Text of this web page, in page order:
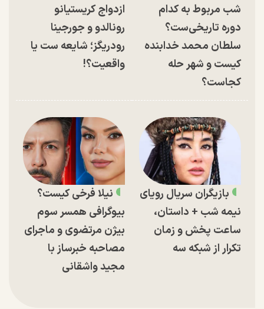
شب مربوط به کدام
دوره تاریخی‌ست؟
سلطان محمد خدابنده
کیست و شهر حله
کجاست؟
ازدواج کریستیانو
رونالدو و جورجینا
رودریگز؛ شایعه ست یا
واقعیت؟!
بازیگران سریال رویای
نیمه شب + داستان،
ساعت پخش و زمان
تکرار از شبکه سه
نیلا فرخی کیست؟
بیوگرافی همسر سوم
بیژن مرتضوی و ماجرای
مصاحبه خبرساز با
مجید واشقانی